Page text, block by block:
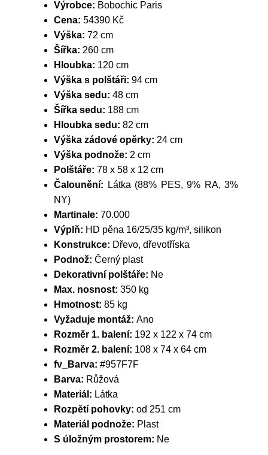
Výrobce: Bobochic Paris
Cena: 54390 Kč
Výška: 72 cm
Šířka: 260 cm
Hloubka: 120 cm
Výška s polštáři: 94 cm
Výška sedu: 48 cm
Šířka sedu: 188 cm
Hloubka sedu: 82 cm
Výška zádové opěrky: 24 cm
Výška podnože: 2 cm
Polštáře: 78 x 58 x 12 cm
Čalounění:
Látka (88% PES, 9% RA, 3%
NY)
Martinale: 70.000
Výplň: HD pěna 16/25/35 kg/m³, silikon
Konstrukce: Dřevo, dřevotříska
Podnož: Černý plast
Dekorativní polštáře: Ne
Max. nosnost: 350 kg
Hmotnost: 85 kg
Vyžaduje montáž: Ano
Rozměr 1. balení: 192 x 122 x 74 cm
Rozměr 2. balení: 108 x 74 x 64 cm
fv_Barva: #957F7F
Barva: Růžová
Materiál: Látka
Rozpětí pohovky: od 251 cm
Materiál podnože: Plast
S úložným prostorem: Ne